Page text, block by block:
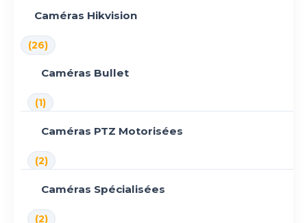
Caméras Hikvision
(26)
Caméras Bullet
(1)
Caméras PTZ Motorisées
(2)
Caméras Spécialisées
(2)